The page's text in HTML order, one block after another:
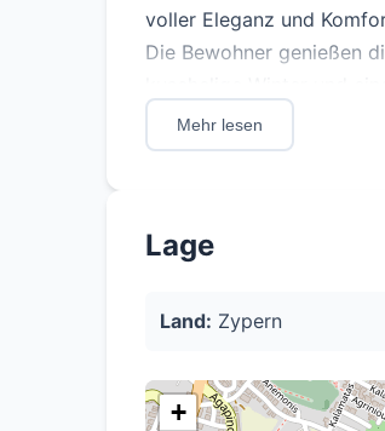
voller Eleganz und
Die Bewohner genießen
nach
nachhaltige Lebensweise
Mehr lesen
Lage
Land: Zypern
+